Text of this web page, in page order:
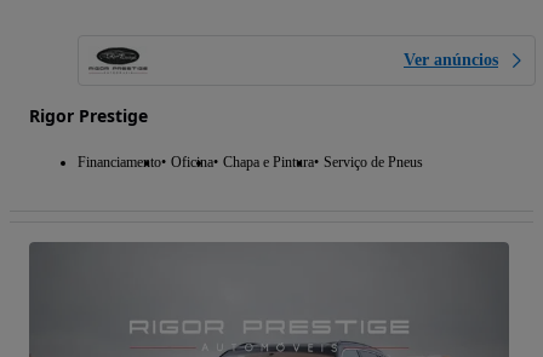
Ver anúncios
Rigor Prestige
Financiamento Oficina Chapa e Pintura Serviço de Pneus